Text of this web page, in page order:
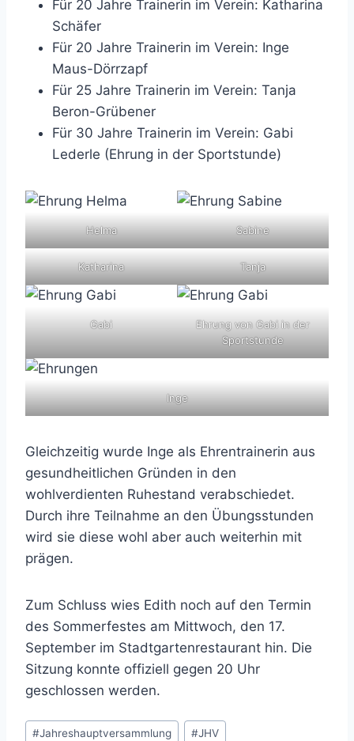
Für 20 Jahre Trainerin im Verein: Katharina
Schäfer
Für 20 Jahre Trainerin im Verein: Inge
Maus-Dörrzapf
Für 25 Jahre Trainerin im Verein: Tanja
Beron-Grübener
Für 30 Jahre Trainerin im Verein: Gabi
Lederle (Ehrung in der Sportstunde)
Helma Sabine
Katharina Tanja
Gabi
Ehrung von Gabi in der
Sportstunde
Inge
Gleichzeitig wurde Inge als Ehrentrainerin aus
gesundheitlichen Gründen in den
wohlverdienten Ruhestand verabschiedet.
Durch ihre Teilnahme an den Übungsstunden
wird sie diese wohl aber auch weiterhin mit
prägen.
Zum Schluss wies Edith noch auf den Termin
des Sommerfestes am Mittwoch, den 17.
September im Stadtgartenrestaurant hin. Die
Sitzung konnte offiziell gegen 20 Uhr
geschlossen werden.
Schlagworte:
#Jahreshauptversammlung #JHV